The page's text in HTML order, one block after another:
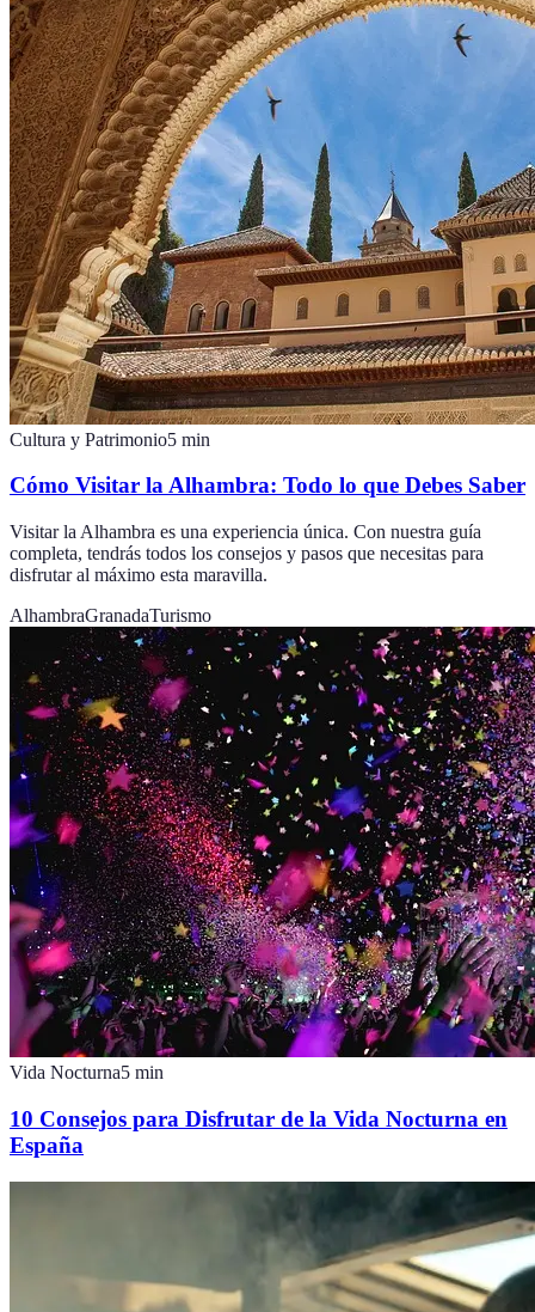
Cultura y Patrimonio5 min
Cómo Visitar la Alhambra: Todo lo que Debes Saber
Visitar la Alhambra es una experiencia única. Con nuestra guía
completa, tendrás todos los consejos y pasos que necesitas para
disfrutar al máximo esta maravilla.
AlhambraGranadaTurismo
Vida Nocturna5 min
10 Consejos para Disfrutar de la Vida Nocturna en
España